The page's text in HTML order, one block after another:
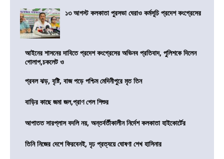
১৩ আগস্ট কলকাতা পুরসভা ঘেরাও কর্মসূচি প্রদেশ কংগ্রেসের
আইনের শাসনের দাবিতে প্রদেশ কংগ্রেসের অভিনব প্রতিবাদ, পুলিশকে দিলেন
গোলাপ,চকলেট ও
প্রবল ঝড়, বৃষ্টি, বাজ পড়ে পশ্চিম মেদিনীপুরে মৃত তিন
বাড়ির কাছে জমা জল,প্রাণ গেল শিশুর
আপাতত সারপ্লাস বদলি নয়, অন্তর্বর্তীকালীন নির্দেশ কলকাতা হাইকোর্টের
তিনি নিজের দেশে ফিরবেনই, দৃঢ প্রত্যয়ে ঘোষণা শেখ হাসিনার